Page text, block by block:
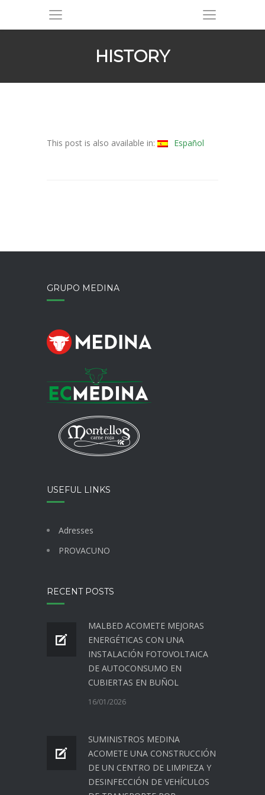
HISTORY
This post is also available in: Español
GRUPO MEDINA
USEFUL LINKS
Adresses
PROVACUNO
RECENT POSTS
MALBED ACOMETE MEJORAS
ENERGÉTICAS CON UNA
INSTALACIÓN FOTOVOLTAICA
DE AUTOCONSUMO EN
CUBIERTAS EN BUÑOL
16/01/2026
SUMINISTROS MEDINA
ACOMETE UNA CONSTRUCCIÓN
DE UN CENTRO DE LIMPIEZA Y
DESINFECCIÓN DE VEHÍCULOS